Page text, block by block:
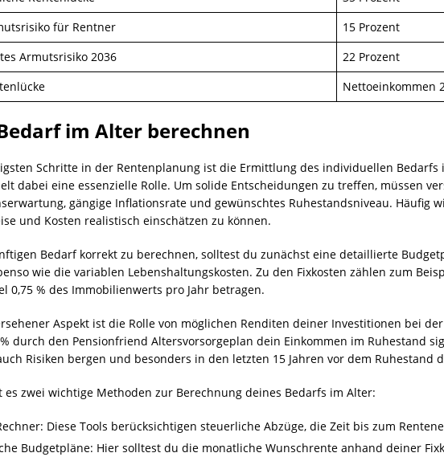
für Rentner
15 Prozent
Armutsrisiko 2036
22 Prozent
Nettoeinkommen
im Alter berechnen
Schritte in der Rentenplanung ist die Ermittlung des individuellen
dabei eine essenzielle Rolle. Um solide Entscheidungen zu treffen, müssen
gängige Inflationsrate und gewünschtes Ruhestandsniveau. Häufig
und Kosten realistisch einschätzen zu können.
Bedarf korrekt zu berechnen, solltest du zunächst eine detaillierte
wie die variablen Lebenshaltungskosten. Zu den Fixkosten zählen zum
0,75 % des Immobilienwerts pro Jahr betragen.
Aspekt ist die Rolle von möglichen Renditen deiner Investitionen bei
durch den Pensionfriend Altersvorsorgeplan dein Einkommen im Ruhestand
Risiken bergen und besonders in den letzten 15 Jahren vor dem
es zwei wichtige Methoden zur Berechnung deines Bedarfs im Alter:
Diese Tools berücksichtigen steuerliche Abzüge, die Zeit bis zum
Budgetpläne: Hier solltest du die monatliche Wunschrente anhand deiner